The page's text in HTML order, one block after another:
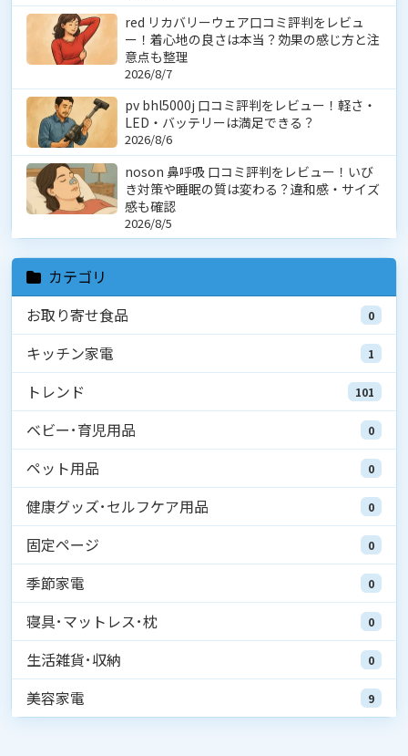
red リカバリーウェア口コミ評判をレビュ
ー！着心地の良さは本当？効果の感じ方と注
意点も整理
2026/8/7
pv bhl5000j 口コミ評判をレビュー！軽さ・
LED・バッテリーは満足できる？
2026/8/6
noson 鼻呼吸 口コミ評判をレビュー！いび
き対策や睡眠の質は変わる？違和感・サイズ
感も確認
2026/8/5
カテゴリ
お取り寄せ食品
0
キッチン家電 1
トレンド 101
ベビー･育児用品 0
ペット用品 0
健康グッズ･セルフケア用品 0
固定ページ 0
季節家電 0
寝具･マットレス･枕 0
生活雑貨･収納 0
美容家電 9